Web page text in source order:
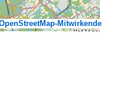
Mitwirkende